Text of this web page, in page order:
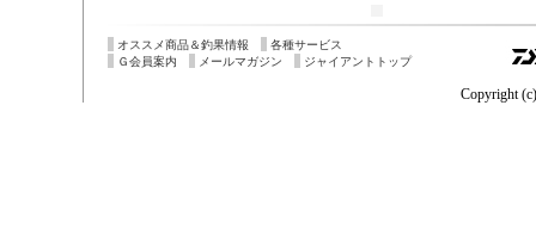
オススメ商品＆釣果情報
各種サービス
Ｇ会員案内
メールマガジン ジャイアントトップ
Copyright